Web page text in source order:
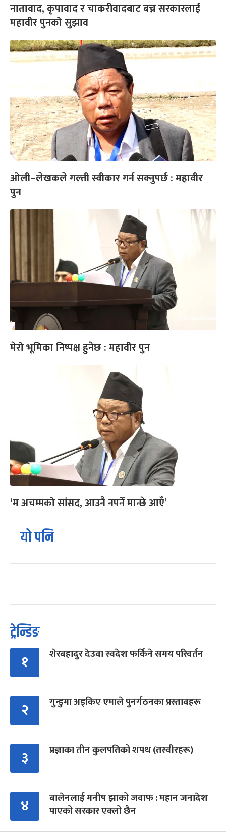
नातावाद, कृपावाद र चाकरीवादबाट बच्न सरकारलाई
महावीर पुनको सुझाव
ओली–लेखकले गल्ती स्वीकार गर्न सक्नुपर्छ : महावीर
पुन
मेरो भूमिका निष्पक्ष हुनेछ : महावीर पुन
‘म अचम्मको सांसद, आउनै नपर्ने मान्छे आएँ’
यो पनि
ट्रेन्डिङ
१ शेरबहादुर देउवा स्वदेश फर्किने समय परिवर्तन
२ गुन्डुमा अड्किए एमाले पुनर्गठनका प्रस्तावहरू
३ प्रज्ञाका तीन कुलपतिको शपथ (तस्वीरहरू)
४
बालेनलाई मनीष झाको जवाफ : महान जनादेश
पाएको सरकार एक्लो छैन